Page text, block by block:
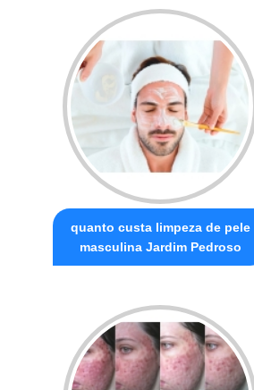
quanto custa limpeza de pele
masculina Jardim Pedroso